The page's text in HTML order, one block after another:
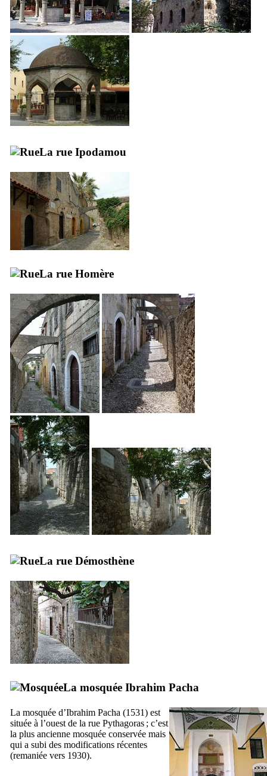
La rue Ipodamou
La rue Homère
La rue Démosthène
La mosquée Ibrahim Pacha
La mosquée d’Ibrahim Pacha (1531) est
située à l’ouest de la rue Pythagoras ; c’est
la plus ancienne mosquée conservée mais
qui a subi des modifications récentes
(remaniée vers 1930).